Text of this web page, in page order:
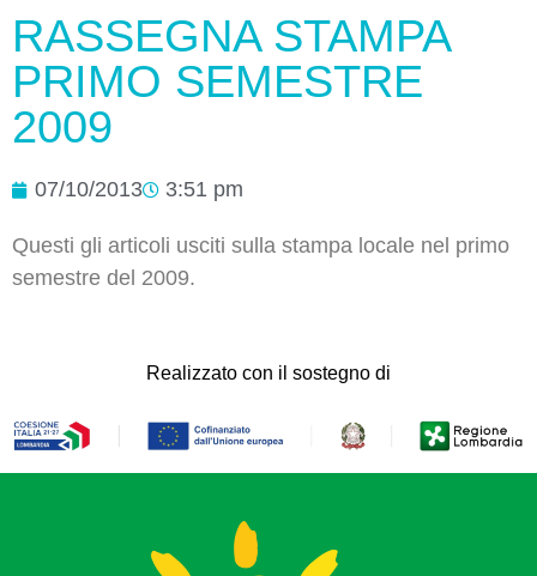
RASSEGNA STAMPA
PRIMO SEMESTRE
2009
07/10/2013 3:51 pm
Questi gli articoli usciti sulla stampa locale nel primo
semestre del 2009.
Realizzato con il sostegno di